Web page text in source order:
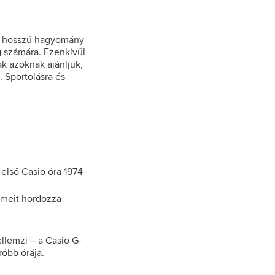
hagyomány
Ezenkívül
azoknak ajánljuk,
és
Casio óra 1974-
hordozza
– a Casio G-
órája.